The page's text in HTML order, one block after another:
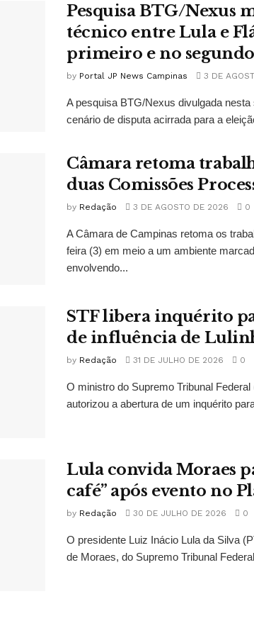
Pesquisa BTG/Nexus
técnico entre Lula e
primeiro e no
by Portal JP News Campinas 3 DE
A pesquisa BTG/Nexus divulgada
cenário de disputa acirrada para a
Câmara retoma
duas Comissões
by Redação 3 DE AGOSTO DE 2026 0
A Câmara de Campinas retoma os
feira (3) em meio a um ambiente
envolvendo...
STF libera inquérito
de influência de
by Redação 31 DE JULHO DE 2026 0
O ministro do Supremo Tribunal
autorizou a abertura de um inquérito
Lula convida Moraes
café” após evento no
by Redação 30 DE JULHO DE 2026 0
O presidente Luiz Inácio Lula da Silva
de Moraes, do Supremo Tribunal